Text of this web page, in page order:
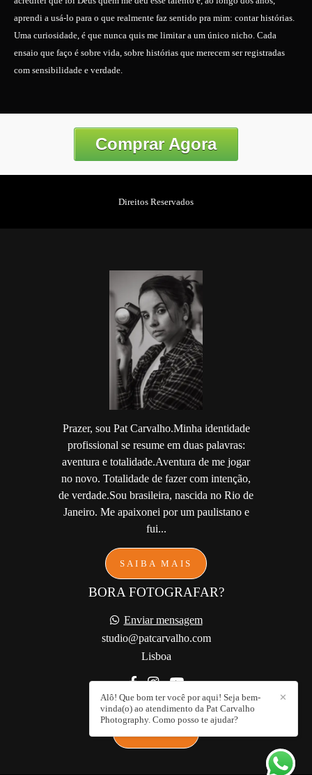
aprendi a usá-lo para o que realmente faz sentido pra mim: contar histórias.
Uma curiosidade, é que nunca quis me limitar a um único nicho. Cada
ensaio que faço é sobre vida, sobre histórias que merecem ser registradas
com sensibilidade e verdade.
Comprar Agora
Direitos Reservados
Prazer, sou Pat Carvalho.Minha identidade
profissional se resume em duas palavras:
aventura e totalidade.Aventura de me jogar
no novo. Totalidade de fazer com intenção,
de verdade.Sou brasileira, nascida no Rio de
Janeiro. Me apaixonei por um paulistano e
fui...
SAIBA MAIS
BORA FOTOGRAFAR?
Enviar mensagem
studio@patcarvalho.com
Lisboa
✕
Alô! Que bom ter você por aqui! Seja bem-
vinda(o) ao atendimento da Pat Carvalho
Photography. Como posso te ajudar?